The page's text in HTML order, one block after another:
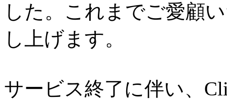
した。これまでご愛顧
し上げます。
サービス終了に伴い、